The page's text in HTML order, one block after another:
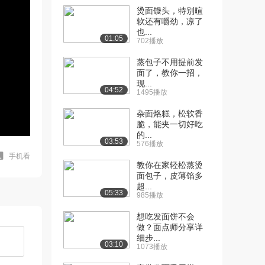
手机看
01:05
烫面馒头，特别暄
软还有嚼劲，凉了
也...
702播放
04:52
蒸包子不用提前发
面了，教你一招，
现...
1495播放
03:53
杂面烙糕，松软香
脆，能夹一切好吃
的...
576播放
05:33
教你在家轻松蒸烫
面包子，皮薄馅多
超...
985播放
03:10
想吃发面饼不会
做？面点师分享详
细步...
1073播放